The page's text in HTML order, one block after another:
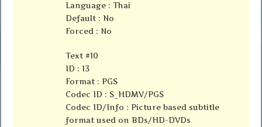
Language : Thai
Default : No
Forced : No
Text #10
ID : 13
Format : PGS
Codec ID : S_HDMV/PGS
Codec ID/Info : Picture based subtitle
format used on BDs/HD-DVDs